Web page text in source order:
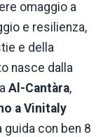
omaggio a
e resilienza,
e della
nasce dalla
Al-Cantàra,
a Vinitaly
guida con ben 8